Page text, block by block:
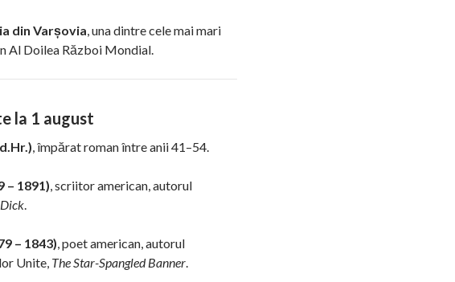
din Varșovia , una dintre cele mai mari
Al Doilea Război Mondial.
la 1 august
, împărat roman între anii 41–54.
– 1891) , scriitor american, autorul
– 1843) , poet american, autorul
Unite, The Star-Spangled Banner